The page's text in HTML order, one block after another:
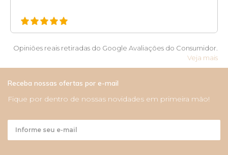
Opiniões reais retiradas do Google Avaliações do Consumidor.
Veja mais
Receba nossas ofertas por e-mail
Fique por dentro de nossas novidades em primeira mão!